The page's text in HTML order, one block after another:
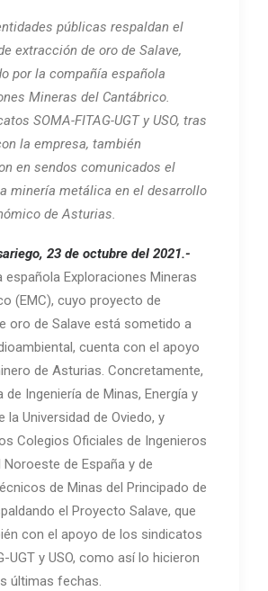
públicas respaldan el
extracción de oro de Salave,
por la compañía española
Mineras del Cantábrico.
SOMA-FITAG-UGT y USO, tras
la empresa, también
en sendos comunicados el
minería metálica en el desarrollo
de Asturias.
23 de octubre del 2021.-
española Exploraciones Mineras
(EMC), cuyo proyecto de
oro de Salave está sometido a
cuenta con el apoyo
de Asturias. Concretamente,
de Ingeniería de Minas, Energía y
la Universidad de Oviedo, y
Colegios Oficiales de Ingenieros
de España y de
de Minas del Principado de
el Proyecto Salave, que
con el apoyo de los sindicatos
UGT y USO, como así lo hicieron
últimas fechas.